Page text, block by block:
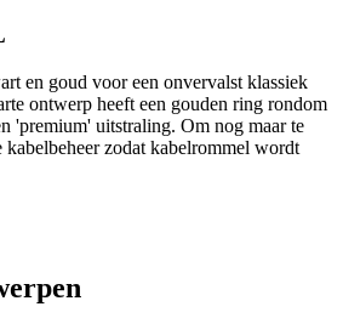
en goud voor een onvervalst klassiek
ontwerp heeft een gouden ring rondom
'premium' uitstraling. Om nog maar te
zodat kabelrommel wordt